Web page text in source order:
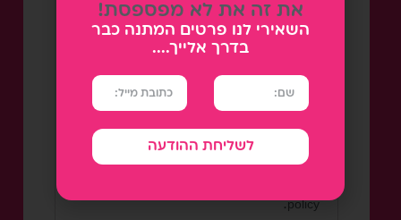
Password
*
אנחנו נשתמש בפרטים האישיים כדי
להציע לך תמיכה בתהליך באתר זה,
לנהל את הגישה לחשבון וכדי לבצע
policy
.
את זה את לא מפספסת!
השאירי לנו פרטים המתנה כבר
בדרך אלייך....
לשליחת ההודעה